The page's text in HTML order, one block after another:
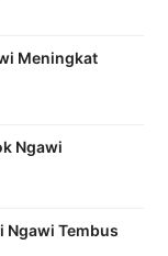
Meningkat
Ngawi
Ngawi Tembus